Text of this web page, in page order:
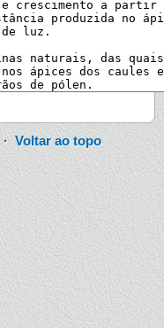
·Voltar ao topo